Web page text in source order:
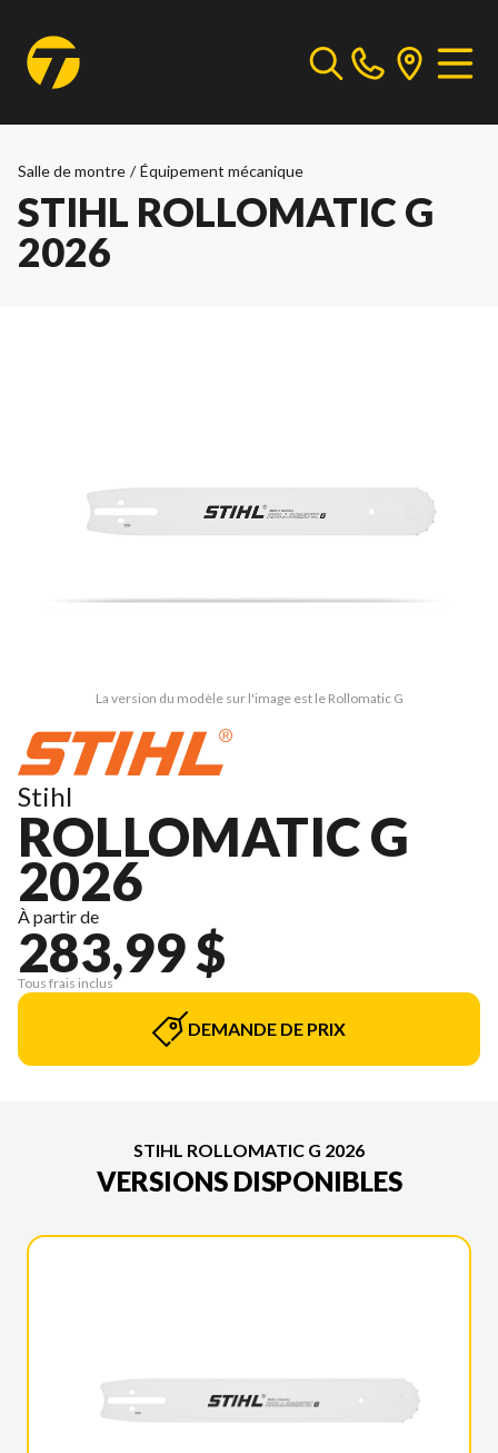
Salle de montre / Équipement mécanique
STIHL ROLLOMATIC G
2026
La version du modèle sur l'image est le Rollomatic G
Stihl
ROLLOMATIC G
2026
À partir de
283,99 $
Tous frais inclus
DEMANDE DE PRIX
STIHL ROLLOMATIC G 2026
VERSIONS DISPONIBLES